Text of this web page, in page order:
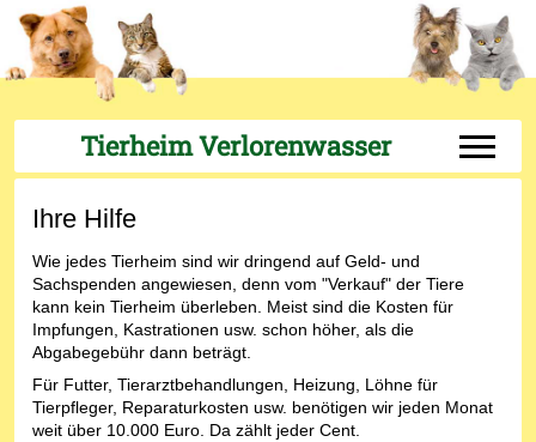
Tierheim Verlorenwasser Off-
Ihre Hilfe
Wie jedes Tierheim sind wir dringend auf Geld- und
Sachspenden angewiesen, denn vom "Verkauf" der Tiere
kann kein Tierheim überleben. Meist sind die Kosten für
Impfungen, Kastrationen usw. schon höher, als die
Abgabegebühr dann beträgt.
Für Futter, Tierarztbehandlungen, Heizung, Löhne für
Tierpfleger, Reparaturkosten usw. benötigen wir jeden Monat
weit über 10.000 Euro. Da zählt jeder Cent.